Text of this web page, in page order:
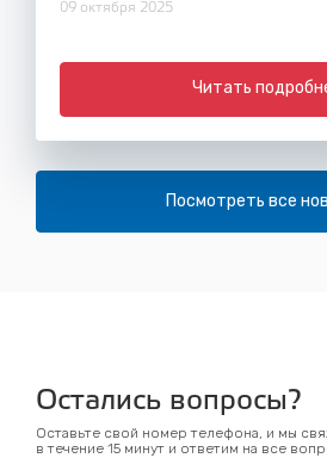
09 октября 2025
Читать
Посмотреть все
Остались вопросы?
Оставьте свой номер телефона, и мы
в течение 15 минут и ответим на все